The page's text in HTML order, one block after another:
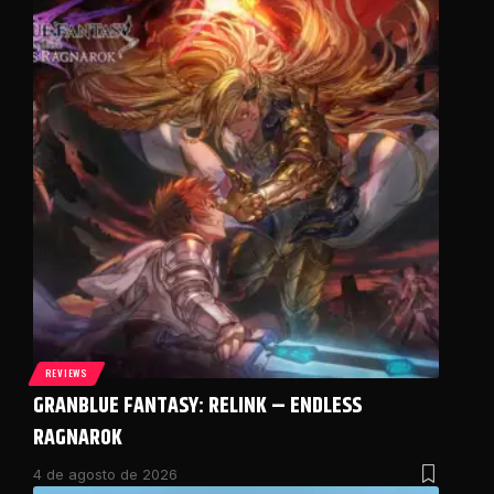
REVIEWS
GRANBLUE FANTASY: RELINK – ENDLESS
RAGNAROK
4 de agosto de 2026